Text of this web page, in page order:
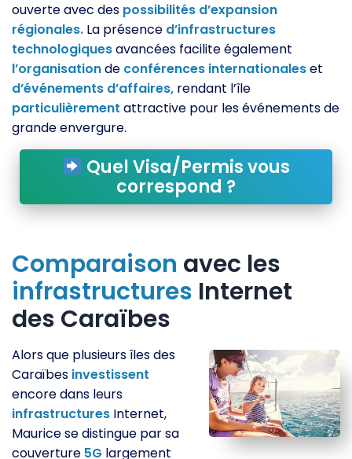
ouverte avec des possibilités d’expansion
régionales. La présence d’infrastructures
technologiquesavancées facilite également
l’organisationde conférences internationaleset
d’événements d’affaires, rendant l’île
particulièrement attractive pour les événements de
grande envergure.
Quel Visa/Permis vous
correspond ?
Comparaison avec les
infrastructures Internet
des Caraïbes
Alors que plusieurs îles des
Caraïbes investissent
encore dans leurs
infrastructures Internet,
Maurice se distingue par sa
couverture 5G largement